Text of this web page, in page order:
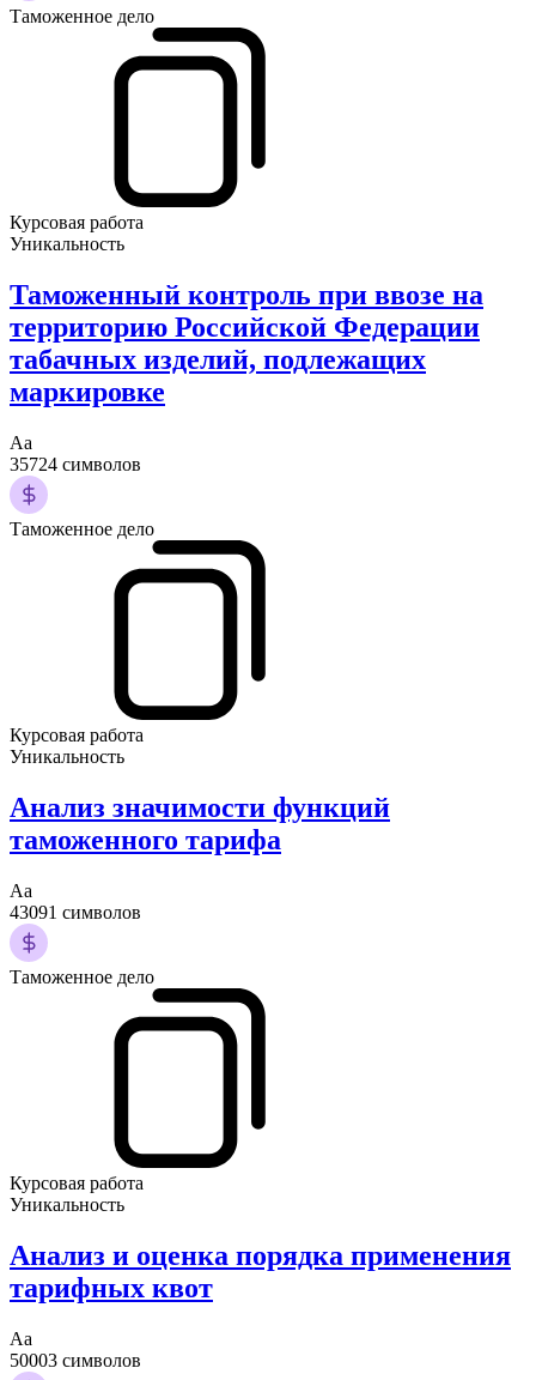
Таможенное дело
Курсовая работа
Уникальность
Таможенный контроль при ввозе на
территорию Российской Федерации
табачных изделий, подлежащих
маркировке
Аа
35724 символов
Таможенное дело
Курсовая работа
Уникальность
Анализ значимости функций
таможенного тарифа
Аа
43091 символов
Таможенное дело
Курсовая работа
Уникальность
Анализ и оценка порядка применения
тарифных квот
Аа
50003 символов